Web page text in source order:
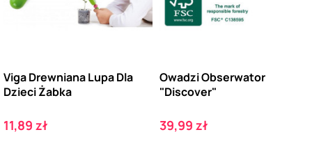
Viga Drewniana Lupa Dla
Dzieci Żabka
Cena
11,89 zł
Owadzi Obserwator
"Discover"
Cena
39,99 zł